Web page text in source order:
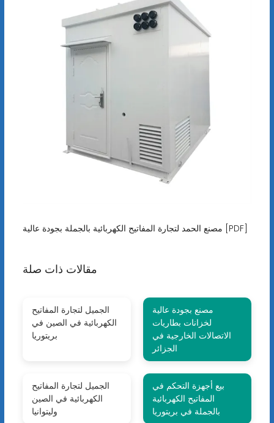
مصنع الحمد لتجارة المفاتيح الكهربائية بالجملة بجودة عالية [PDF]
مقالات ذات صلة
الجميل لتجارة المفاتيح
الكهربائية في الصين في
بريتوريا
مصنع بجودة عالية
لخزانات بطاريات
الاتصالات الخارجية في
الجزائر
الجميل لتجارة المفاتيح
الكهربائية في الصين
وليتوانيا
بيع أجهزة التحكم في
المفاتيح الكهربائية
بالجملة في بريتوريا